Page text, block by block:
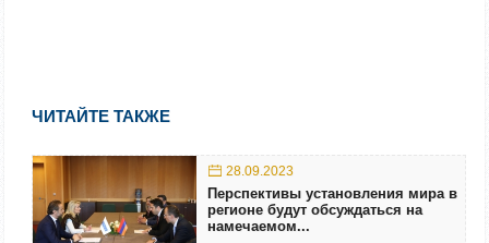
ЧИТАЙТЕ ТАКЖЕ
28.09.2023
Перспективы установления мира в
регионе будут обсуждаться на
намечаемом...